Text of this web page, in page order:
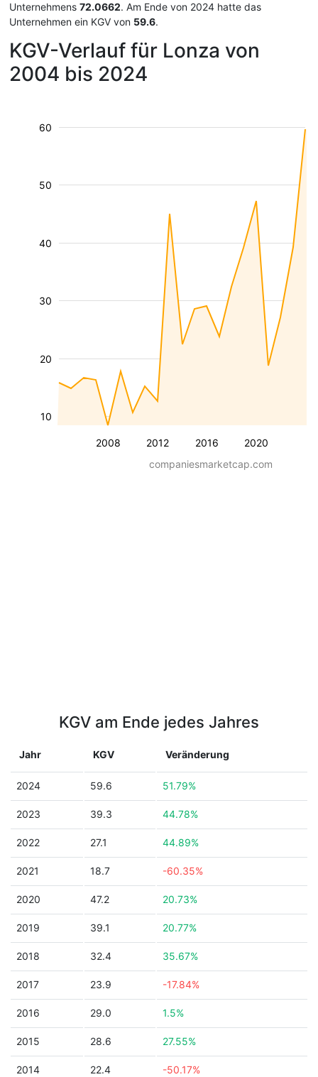
Unternehmens 72.0662. Am Ende von 2024 hatte das
Unternehmen ein KGV von 59.6.
KGV-Verlauf für Lonza von
2004 bis 2024
2008 2012 2016 2020
10
20
30
40
50
60
companiesmarketcap.com
KGV am Ende jedes Jahres
Jahr KGV Veränderung
2024 59.6 51.79%
2023 39.3 44.78%
2022 27.1 44.89%
2021 18.7 -60.35%
2020 47.2 20.73%
2019 39.1 20.77%
2018 32.4 35.67%
2017 23.9 -17.84%
2016 29.0 1.5%
2015 28.6 27.55%
2014 22.4 -50.17%